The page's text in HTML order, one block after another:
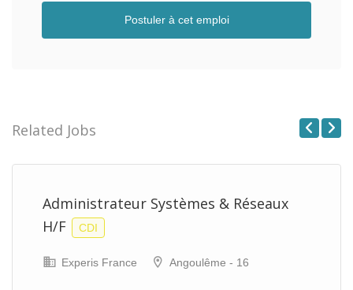
Postuler à cet emploi
Related Jobs
Administrateur Systèmes & Réseaux
H/F
CDI
Experis France Angoulême - 16